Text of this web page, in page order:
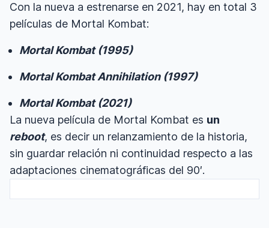
Con la nueva a estrenarse en 2021, hay en total 3
películas de Mortal Kombat:
Mortal Kombat (1995)
Mortal Kombat Annihilation (1997)
Mortal Kombat (2021)
La nueva película de Mortal Kombat es un
reboot, es decir un relanzamiento de la historia,
sin guardar relación ni continuidad respecto a las
adaptaciones cinematográficas del 90′.